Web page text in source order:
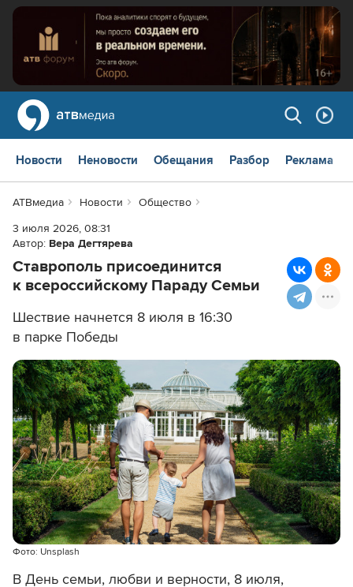
Новости Неновости Обещания Разбор Реклама
АТВмедиа Новости
Общество
3 июля 2026, 08:31
Автор: Вера Дегтярева
Ставрополь присоединится
к всероссийскому Параду Семьи
Шествие начнется 8 июля в 16:30
в парке Победы
Фото: Unsplash
В День семьи, любви и верности, 8 июля,